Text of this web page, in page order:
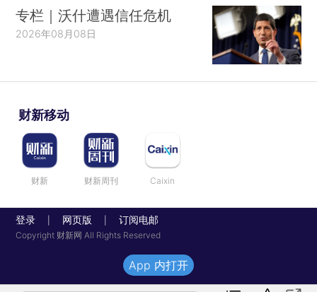
专栏｜沃什遭遇信任危机
2026年08月08日
财新移动
财新 财新周刊 Caixin
登录 网页版 订阅电邮
Copyright 财新网 All Rights Reserved
App 内打开